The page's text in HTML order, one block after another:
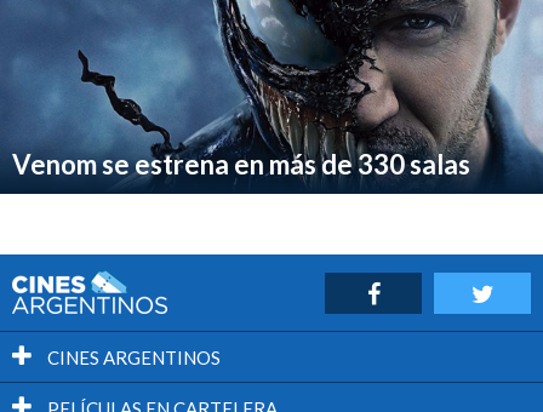
Venom se estrena en más de 330 salas
CINES ARGENTINOS